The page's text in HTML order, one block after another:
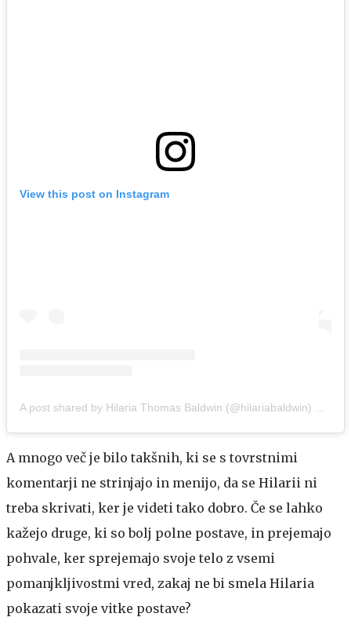
View this post on Instagram
A post shared by Hilaria Thomas Baldwin (@hilariabaldwin)
A mnogo več je bilo takšnih, ki se s tovrstnimi
komentarji ne strinjajo in menijo, da se Hilarii ni
treba skrivati, ker je videti tako dobro. Če se lahko
kažejo druge, ki so bolj polne postave, in prejemajo
pohvale, ker sprejemajo svoje telo z vsemi
pomanjkljivostmi vred, zakaj ne bi smela Hilaria
pokazati svoje vitke postave?